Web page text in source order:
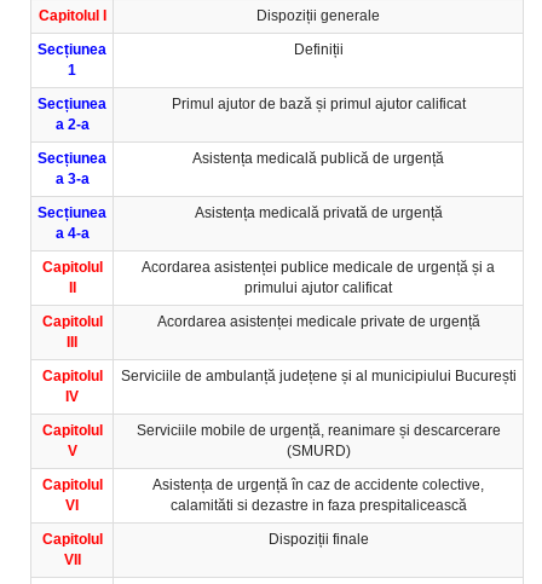
Capitolul I
Dispoziții generale
Secțiunea
1
Definiții
Secțiunea
a 2-a
Primul ajutor de bază și primul ajutor calificat
Secțiunea
a 3-a
Asistența medicală publică de urgență
Secțiunea
a 4-a
Asistența medicală privată de urgență
Capitolul
Acordarea asistenței publice medicale de urgență și a
primului ajutor calificat
Capitolul
Acordarea asistenței medicale private de urgență
Capitolul
IV
Serviciile de ambulanță județene și al municipiului București
Capitolul
V
Serviciile mobile de urgență, reanimare și descarcerare
(SMURD)
Capitolul
VI
Asistența de urgență în caz de accidente colective,
calamităti si dezastre in faza prespitalicească
Capitolul
VII
Dispoziții finale